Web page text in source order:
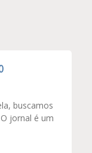
buscamos
jornal é um